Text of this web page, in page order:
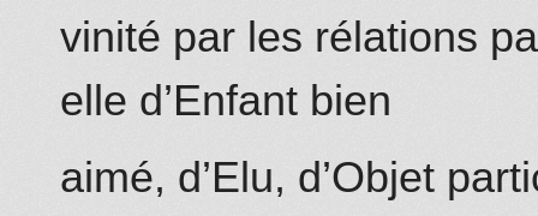
vinité par les rélations
elle d’Enfant bien
aimé, d’Elu, d’Objet